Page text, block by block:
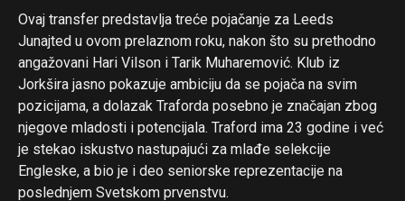
Ovaj transfer predstavlja treće pojačanje za Leeds
Junajted u ovom prelaznom roku, nakon što su prethodno
angažovani Hari Vilson i Tarik Muharemović. Klub iz
Jorkšira jasno pokazuje ambiciju da se pojača na svim
pozicijama, a dolazak Traforda posebno je značajan zbog
njegove mladosti i potencijala. Traford ima 23 godine i već
je stekao iskustvo nastupajući za mlađe selekcije
Engleske, a bio je i deo seniorske reprezentacije na
poslednjem Svetskom prvenstvu.